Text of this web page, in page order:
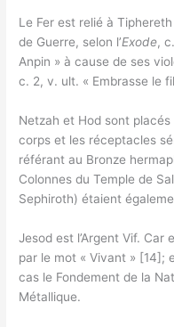
Le Fer est relié à
de Guerre, selon l’Exode,
Anpin » à cause de ses
c. 2, v. ult. « Embrasse le
Netzah et Hod sont
corps et les réceptacles
référant au Bronze
Colonnes du Temple de
Sephiroth) étaient
Jesod est l’Argent Vif.
par le mot « Vivant » [14];
cas le Fondement de la
Métallique.